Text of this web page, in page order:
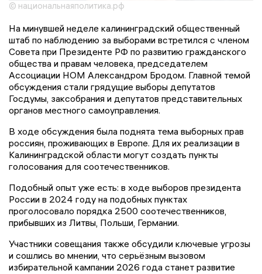
© национальнаяполитика.рф
На минувшей неделе калининградский общественный
штаб по наблюдению за выборами встретился с членом
Совета при Президенте РФ по развитию гражданского
общества и правам человека, председателем
Ассоциации НОМ Александром Бродом. Главной темой
обсуждения стали грядущие выборы депутатов
Госдумы, заксобрания и депутатов представительных
органов местного самоуправления.
В ходе обсуждения была поднята тема выборных прав
россиян, проживающих в Европе. Для их реализации в
Калининградской области могут создать пункты
голосования для соотечественников.
Подобный опыт уже есть: в ходе выборов президента
России в 2024 году на подобных пунктах
проголосовало порядка 2500 соотечественников,
прибывших из Литвы, Польши, Германии.
Участники совещания также обсудили ключевые угрозы
и сошлись во мнении, что серьёзным вызовом
избирательной кампании 2026 года станет развитие